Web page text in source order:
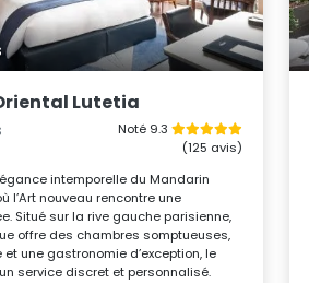
Lutetia
Noté 9.3
(125 avis)
intemporelle du Mandarin
l’Art nouveau rencontre une
Situé sur la rive gauche parisienne,
offre des chambres somptueuses,
une gastronomie d’exception, le
service discret et personnalisé.